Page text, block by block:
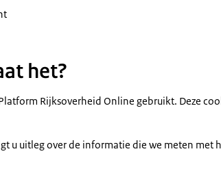
het?
Rijksoverheid Online gebruikt. Deze
u uitleg over de informatie die we meten met